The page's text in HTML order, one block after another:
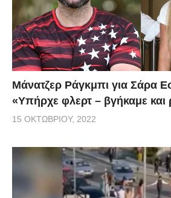
Μάνατζερ Ράγκμπι για Σάρα
«Υπήρχε φλερτ – βγήκαμε και
15 ΟΚΤΩΒΡΊΟΥ, 2022